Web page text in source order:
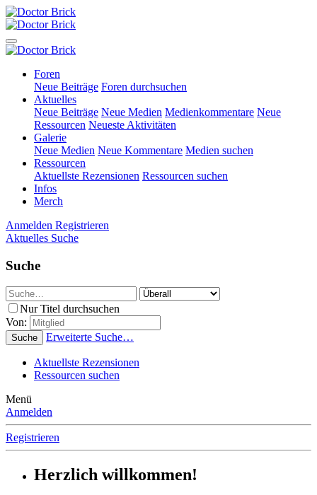
Foren
Neue Beiträge Foren durchsuchen
Aktuelles
Neue Beiträge Neue Medien Medienkommentare Neue
Ressourcen Neueste Aktivitäten
Galerie
Neue Medien Neue Kommentare Medien suchen
Ressourcen
Aktuellste Rezensionen Ressourcen suchen
Infos
Merch
Anmelden Registrieren
Aktuelles Suche
Suche
Nur Titel durchsuchen
Von:
Suche Erweiterte Suche…
Aktuellste Rezensionen
Ressourcen suchen
Menü
Anmelden
Registrieren
Herzlich willkommen!